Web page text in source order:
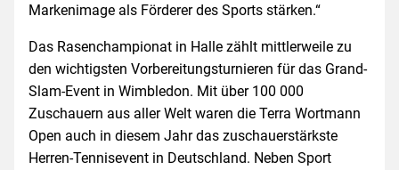
Markenimage als Förderer des Sports stärken.“
Das Rasenchampionat in Halle zählt mittlerweile zu
den wichtigsten Vorbereitungsturnieren für das Grand-
Slam-Event in Wimbledon. Mit über 100 000
Zuschauern aus aller Welt waren die Terra Wortmann
Open auch in diesem Jahr das zuschauerstärkste
Herren-Tennisevent in Deutschland. Neben Sport